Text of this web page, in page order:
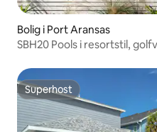
Bolig i Port Aransas
SBH20 Pools i resortstil,
Superhost
Superhost